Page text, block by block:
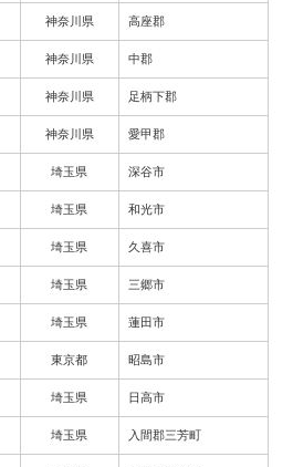
神奈川県 高座郡
神奈川県 中郡
神奈川県 足柄下郡
神奈川県 愛甲郡
埼玉県 深谷市
埼玉県 和光市
埼玉県 久喜市
埼玉県 三郷市
埼玉県 蓮田市
東京都 昭島市
埼玉県 日高市
埼玉県 入間郡三芳町